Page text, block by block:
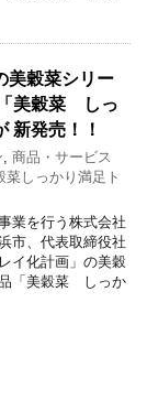
美穀菜シリー
美穀菜 しっ
新発売！！
商品・サービス
菜しっかり満足ト
業を行う株式会社
市、代表取締役社
イ化計画」の美穀
「美穀菜 しっか